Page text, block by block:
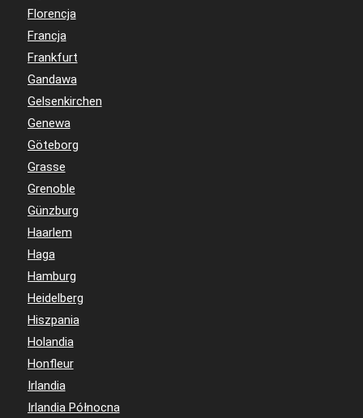
Florencja
Francja
Frankfurt
Gandawa
Gelsenkirchen
Genewa
Göteborg
Grasse
Grenoble
Günzburg
Haarlem
Haga
Hamburg
Heidelberg
Hiszpania
Holandia
Honfleur
Irlandia
Irlandia Północna